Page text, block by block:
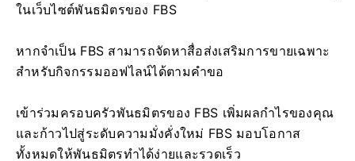
ในเว็บไซต์พันธมิตรของ FBS
หากจำเป็น FBS สามารถจัดหาสื่อส่งเสริมการขายเฉพาะ
สำหรับกิจกรรมออฟไลน์ได้ตามคำขอ
เข้าร่วมครอบครัวพันธมิตรของ FBS เพิ่มผลกำไรของคุณ
และก้าวไปสู่ระดับความมั่งคั่งใหม่ FBS มอบโอกาส
ทั้งหมดให้พันธมิตรทำได้ง่ายและรวดเร็ว